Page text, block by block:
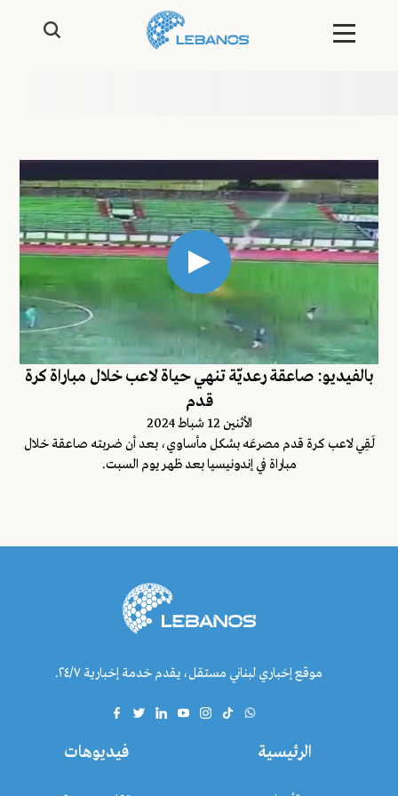
بالفيديو: صاعقة رعديّة تنهي حياة لاعب خلال مباراة كرة
قدم
اﻷثنين 12 شباط 2024
لَقِي لاعب كرة قدم مصرعَه بشكل مأساوي، بعد أن ضربته صاعقة خلال
مباراة في إندونيسيا بعد ظهر يوم السبت.
موقع إخباري لبناني مستقل، يقدم خدمة إخبارية ٢٤/٧.
الرئيسية فيديوهات